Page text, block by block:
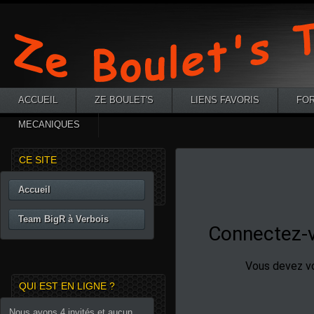
ACCUEIL ZE BOULET'S LIENS FAVORIS
MECANIQUES
CE SITE
Accueil
Team BigR à Verbois
QUI EST EN LIGNE ?